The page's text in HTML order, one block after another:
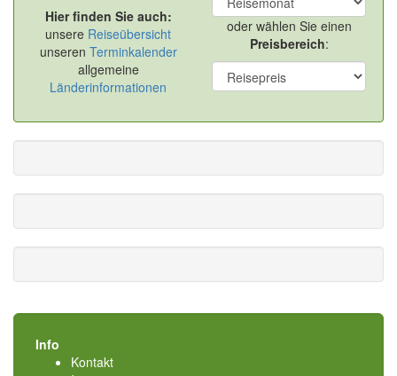
Hier finden Sie auch:
unsere Reiseübersicht
unseren Terminkalender
allgemeine
Länderinformationen
oder wählen Sie einen
Preisbereich:
Info
Kontakt